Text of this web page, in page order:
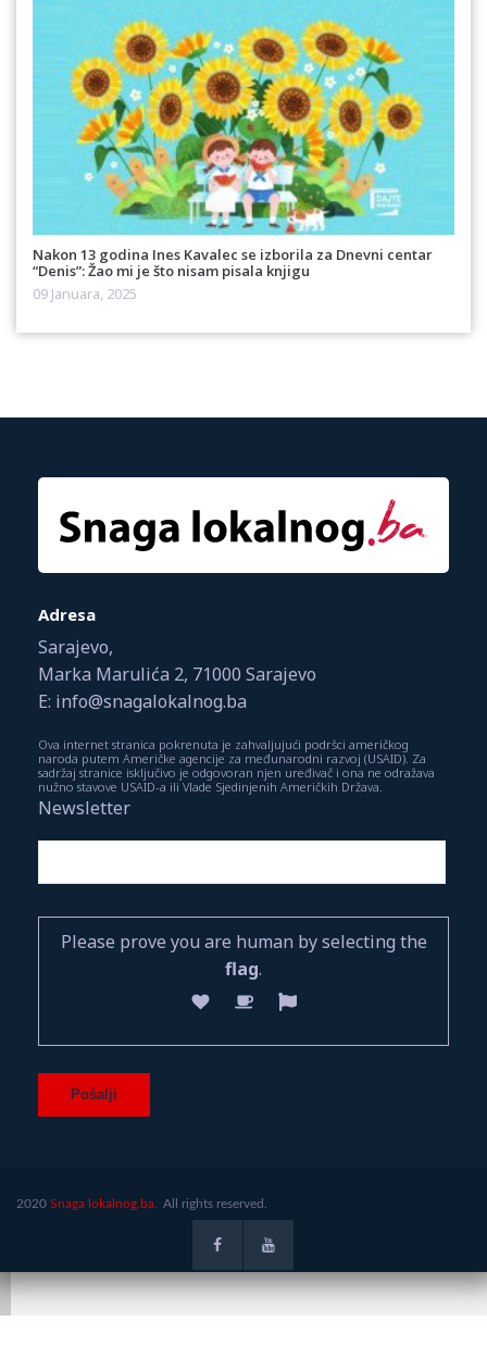
Nakon 13 godina Ines Kavalec se izborila za Dnevni centar
“Denis”: Žao mi je što nisam pisala knjigu
09 Januara, 2025
Adresa
Sarajevo,
Marka Marulića 2, 71000 Sarajevo
E: info@snagalokalnog.ba
Ova internet stranica pokrenuta je zahvaljujući podršci američkog
naroda putem Američke agencije za međunarodni razvoj (USAID). Za
sadržaj stranice isključivo je odgovoran njen uređivač i ona ne odražava
nužno stavove USAID-a ili Vlade Sjedinjenih Američkih Država.
Newsletter
Please prove you are human by selecting the
flag.
2020 Snaga lokalnog.ba. All rights reserved.